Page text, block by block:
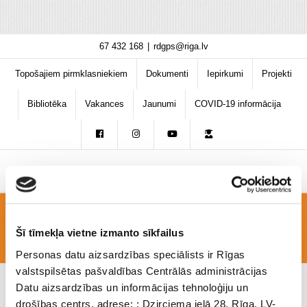
Šī tīmekļa vietne izmanto sīkfailus
Personas datu aizsardzības speciālists ir Rīgas
valstspilsētas pašvaldības Centrālās administrācijas
Datu aizsardzības un informācijas tehnoloģiju un
drošības centrs, adrese: : Dzirciema ielā 28, Rīga, LV-
content
67 432 168 rdgps@riga.lv
Topošajiem pirmklasniekiem Dokumenti Iepirkumi Projekti
Bibliotēka Vakances Jaunumi COVID-19 informācija
trakai5-300×169